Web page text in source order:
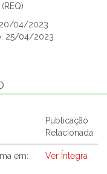
20/04/2023
25/04/2023
Publicação
Relacionada
em:
Ver Íntegra